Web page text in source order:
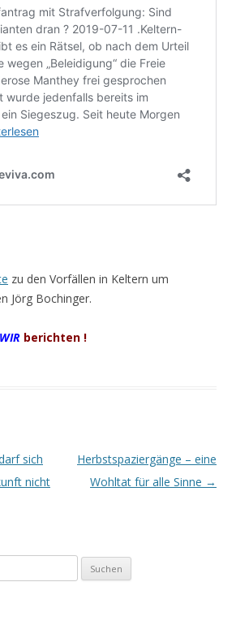
zu den Vorfällen in Keltern um
Jörg Bochinger.
WIR berichten !
sich
nicht
Herbstspaziergänge – eine
Wohltat für alle Sinne →